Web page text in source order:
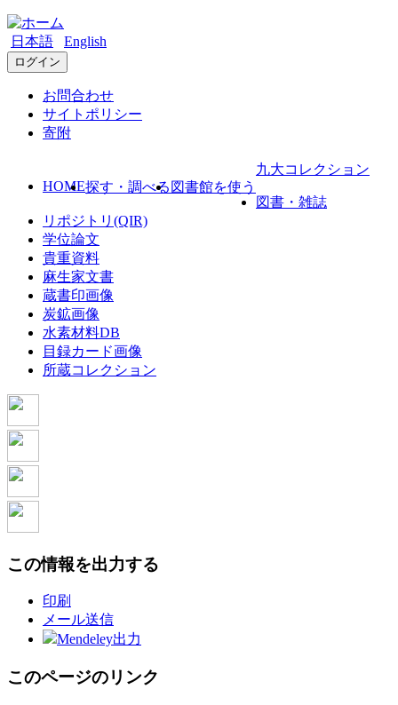
日本語 English
ログイン
お問合わせ
サイトポリシー
寄附
HOME探す・調べる 図書館を使う
九大コレクション
図書・雑誌
リポジトリ(QIR)
学位論文
貴重資料
麻生家文書
蔵書印画像
炭鉱画像
水素材料DB
目録カード画像
所蔵コレクション
この情報を出力する
印刷
メール送信
Mendeley出力
このページのリンク